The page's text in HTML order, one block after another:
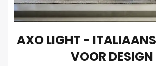
AXO LIGHT -
VOOR DESIGN